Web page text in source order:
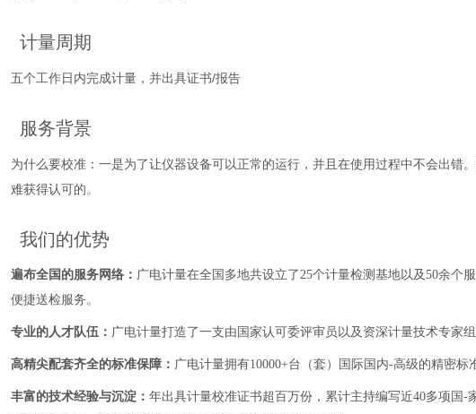
计量周期
五个工作日内完成计量，并出具证书/报告
服务背景
为什么要校准：一是为了让仪器设备可以正常的运行，并且在使用过程中不会出错
难获得认可的。
我们的优势
遍布全国的服务网络： 广电计量在全国多地共设立了25个计量检测基地以及50余个服
便捷送检服务。
专业的人才队伍： 广电计量打造了一支由国家认可委评审员以及资深计量技术专家
高精尖配套齐全的标准保障： 广电计量拥有10000+台（套） 国际国内-高级的精密标
丰富的技术经验与沉淀： 年出具计量校准证书超百万份，累计主持编写近40多项国